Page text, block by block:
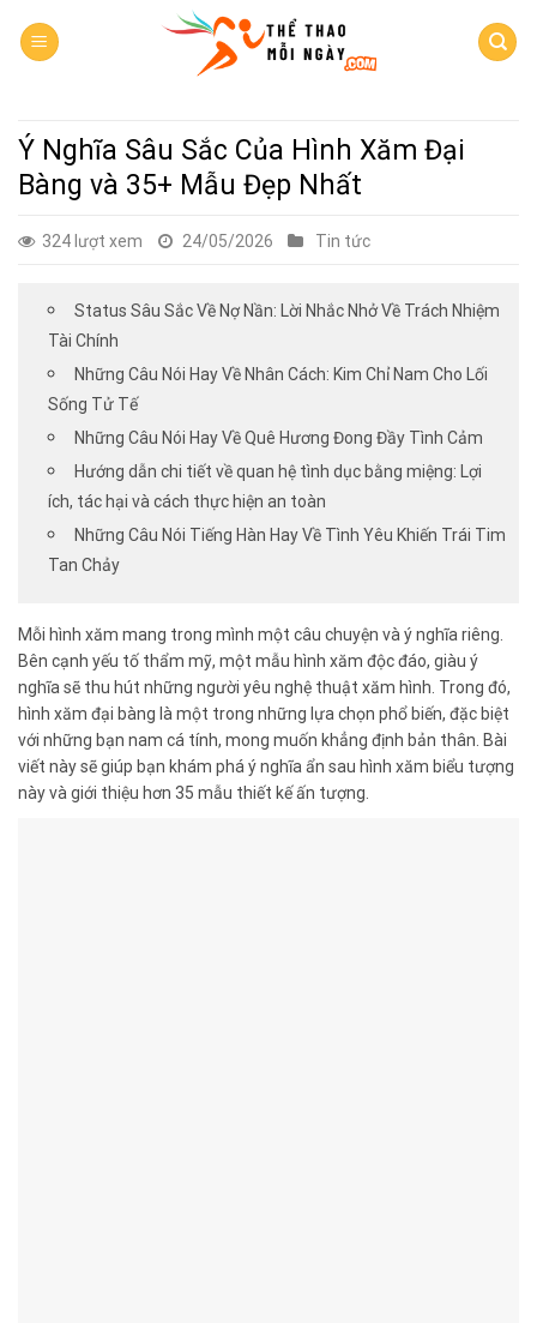
Ý Nghĩa Sâu Sắc Của Hình Xăm Đại
Bàng và 35+ Mẫu Đẹp Nhất
324 lượt xem 24/05/2026 Tin tức
Status Sâu Sắc Về Nợ Nần: Lời Nhắc Nhở Về Trách Nhiệm
Tài Chính
Những Câu Nói Hay Về Nhân Cách: Kim Chỉ Nam Cho Lối
Sống Tử Tế
Những Câu Nói Hay Về Quê Hương Đong Đầy Tình Cảm
Hướng dẫn chi tiết về quan hệ tình dục bằng miệng: Lợi
ích, tác hại và cách thực hiện an toàn
Những Câu Nói Tiếng Hàn Hay Về Tình Yêu Khiến Trái Tim
Tan Chảy
Mỗi hình xăm mang trong mình một câu chuyện và ý nghĩa riêng.
Bên cạnh yếu tố thẩm mỹ, một mẫu hình xăm độc đáo, giàu ý
nghĩa sẽ thu hút những người yêu nghệ thuật xăm hình. Trong đó,
hình xăm đại bàng là một trong những lựa chọn phổ biến, đặc biệt
với những bạn nam cá tính, mong muốn khẳng định bản thân. Bài
viết này sẽ giúp bạn khám phá ý nghĩa ẩn sau hình xăm biểu tượng
này và giới thiệu hơn 35 mẫu thiết kế ấn tượng.